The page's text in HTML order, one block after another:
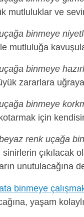
mutluluklar ve
binmeye
mutluluğa
binmeye
zararlara
binmeye
için
renk uçağa
sinirlerin çıkılacak
unutulacağına
binmeye
yaşam